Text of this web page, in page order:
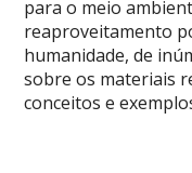
para o meio
reaproveitamento
humanidade, de
sobre os materiais
conceitos e